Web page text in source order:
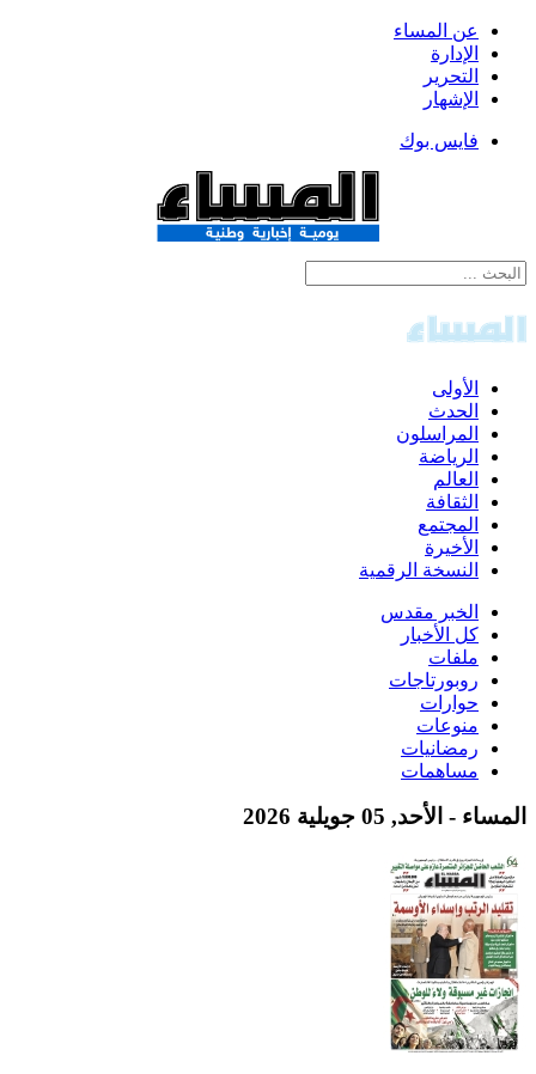
عن المساء
الإدارة
التحرير
الإشهار
فايس بوك
الأولى
الحدث
المراسلون
الرياضة
العالم
الثقافة
المجتمع
الأخيرة
النسخة الرقمية
الخبر مقدس
كل الأخبار
ملفات
روبورتاجات
حوارات
منوعات
رمضانيات
مساهمات
المساء - الأحد, 05 جويلية 2026